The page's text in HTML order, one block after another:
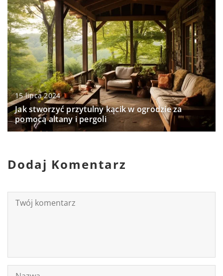
15 lipca 2024
Jak stworzyć przytulny kącik w ogrodzie za
pomocą altany i pergoli
Dodaj Komentarz